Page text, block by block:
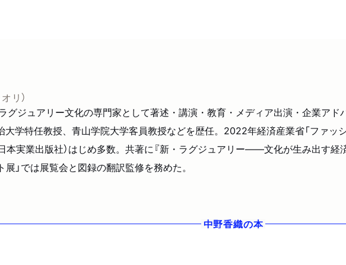
リ）
ラグジュアリー文化の専門家として著述・講演・教育・メディア出演・企業ア
学特任教授、青山学院大学客員教授などを歴任。2022年経済産業省「ファッ
日本実業出版社）はじめ多数。共著に『新・ラグジュアリー――文化が生み出す経
」では展覧会と図録の翻訳監修を務めた。
中野香織の本